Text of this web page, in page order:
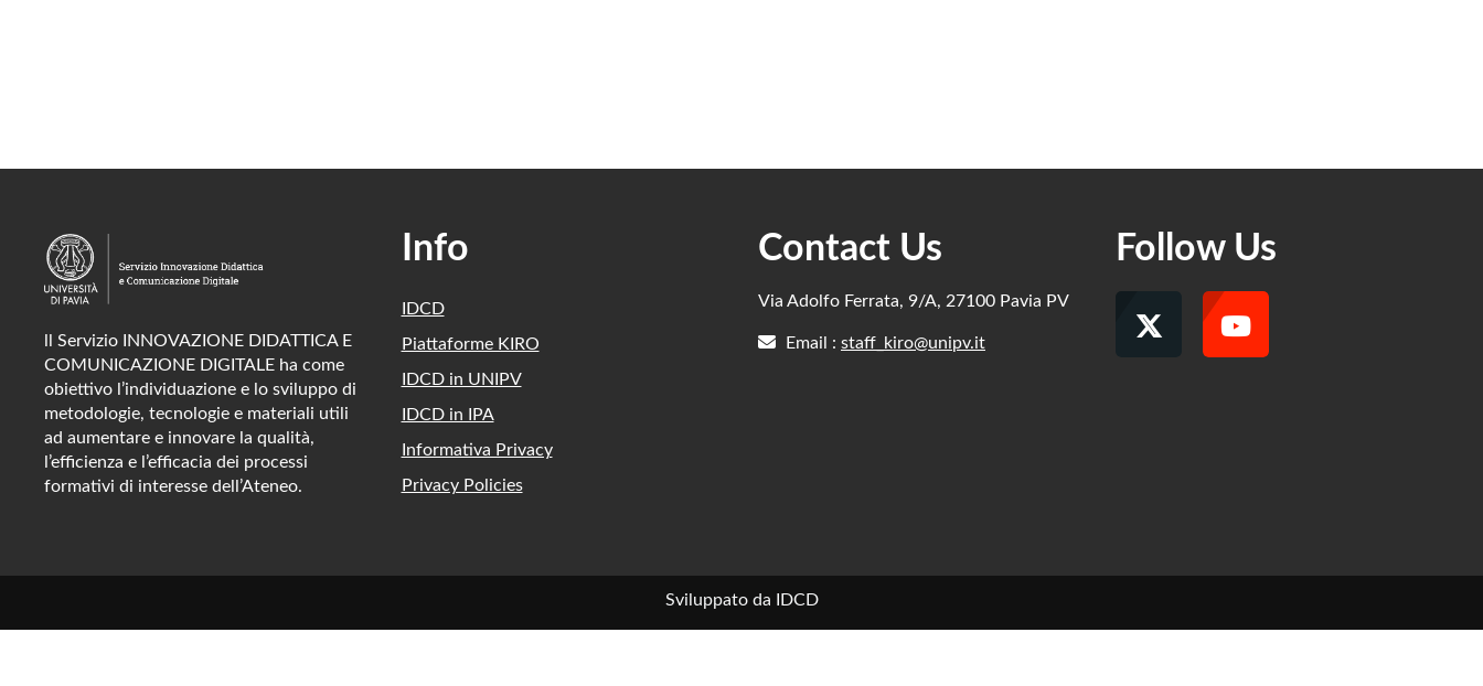
ll Servizio INNOVAZIONE DIDATTICA E
COMUNICAZIONE DIGITALE ha come
obiettivo l’individuazione e lo sviluppo di
metodologie, tecnologie e materiali utili
ad aumentare e innovare la qualità,
l’efficienza e l’efficacia dei processi
formativi di interesse dell’Ateneo.
Info
IDCD
Piattaforme KIRO
IDCD in UNIPV
IDCD in IPA
Informativa Privacy
Privacy Policies
Contact Us
Via Adolfo Ferrata, 9/A, 27100 Pavia PV
Email : staff_kiro@unipv.it
Follow Us
Sviluppato da IDCD